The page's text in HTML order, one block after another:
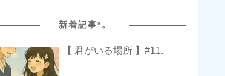
新着記事*。
【 君がいる場所 】#11.